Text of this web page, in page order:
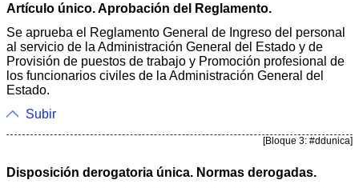
Artículo único. Aprobación del Reglamento.
Se aprueba el Reglamento General de Ingreso del personal
al servicio de la Administración General del Estado y de
Provisión de puestos de trabajo y Promoción profesional de
los funcionarios civiles de la Administración General del
Estado.
Subir
[Bloque 3: #ddunica]
Disposición derogatoria única. Normas derogadas.